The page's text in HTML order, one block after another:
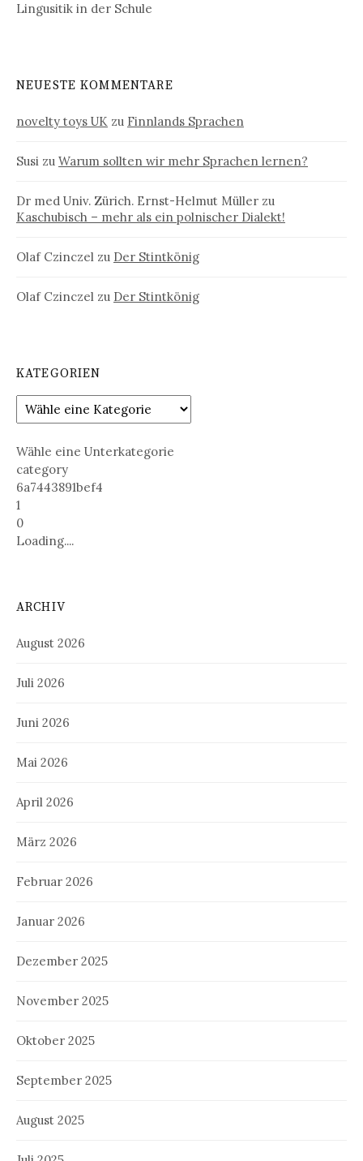
Lingusitik in der Schule
NEUESTE KOMMENTARE
novelty toys UK zu Finnlands Sprachen
Susi zu Warum sollten wir mehr Sprachen lernen?
Dr med Univ. Zürich. Ernst-Helmut Müller zu
Kaschubisch – mehr als ein polnischer Dialekt!
Olaf Czinczel zu Der Stintkönig
Olaf Czinczel zu Der Stintkönig
KATEGORIEN
Wähle eine Unterkategorie
category
6a7443891bef4
1
0
Loading....
ARCHIV
August 2026
Juli 2026
Juni 2026
Mai 2026
April 2026
März 2026
Februar 2026
Januar 2026
Dezember 2025
November 2025
Oktober 2025
September 2025
August 2025